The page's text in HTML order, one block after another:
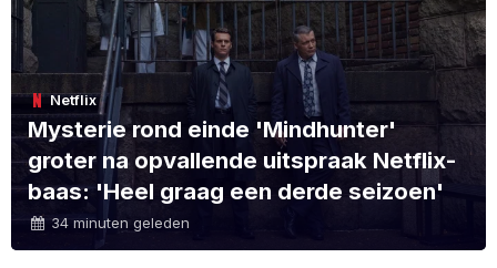
Netflix
Mysterie rond einde 'Mindhunter'
groter na opvallende uitspraak Netflix-
baas: 'Heel graag een derde seizoen'
34 minuten geleden